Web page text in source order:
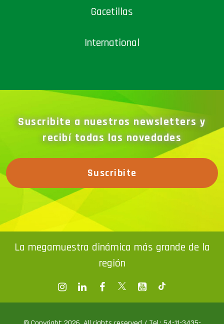
Gacetillas
International
Suscribite a nuestros newsletters y
recibí todas las novedades
Suscribite
La megamuestra dinámica más grande de la
región